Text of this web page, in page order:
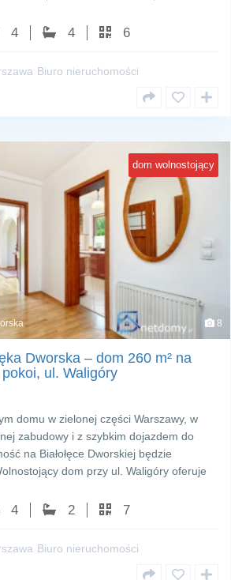
4 4 6
Biuro nieruchomości
dom wolnostojący
8
Dworska – dom 260 m² na
pokoi, ul. Waligóry
domu w zielonej części Warszawy, w
zabudowy i z szybkim dojazdem do
na Białołęce Dworskiej będzie
dom przy ul. Waligóry oferuje
4 2 7
Biuro nieruchomości